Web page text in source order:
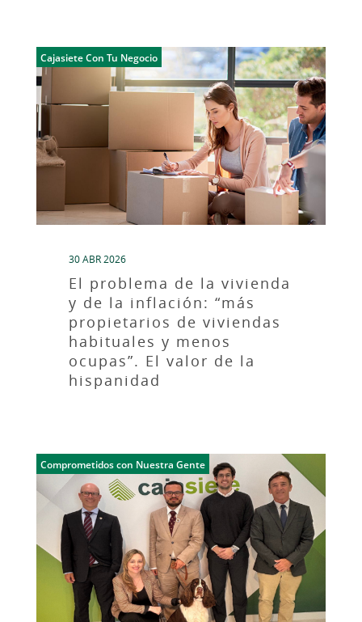
Cajasiete Con Tu Negocio
30 ABR 2026
El problema de la vivienda
y de la inflación: “más
propietarios de viviendas
habituales y menos
ocupas”. El valor de la
hispanidad
Comprometidos con Nuestra Gente